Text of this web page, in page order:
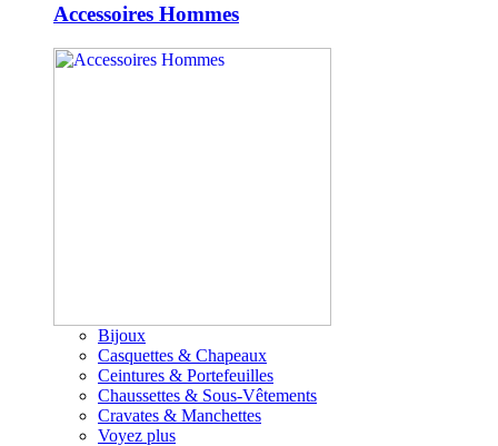
Accessoires Hommes
Bijoux
Casquettes & Chapeaux
Ceintures & Portefeuilles
Chaussettes & Sous-Vêtements
Cravates & Manchettes
Voyez plus